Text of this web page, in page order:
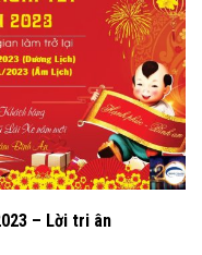
– Lời tri ân